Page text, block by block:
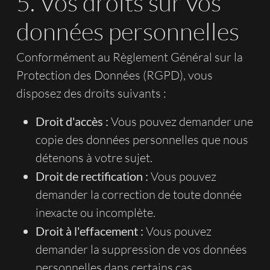
données personnelles
Conformément au Règlement Général sur la
Protection des Données (RGPD), vous
disposez des droits suivants :
Droit d'accès : Vous pouvez demander une
copie des données personnelles que nous
détenons à votre sujet.
Droit de rectification : Vous pouvez
demander la correction de toute donnée
inexacte ou incomplète.
Droit à l'effacement : Vous pouvez
demander la suppression de vos données